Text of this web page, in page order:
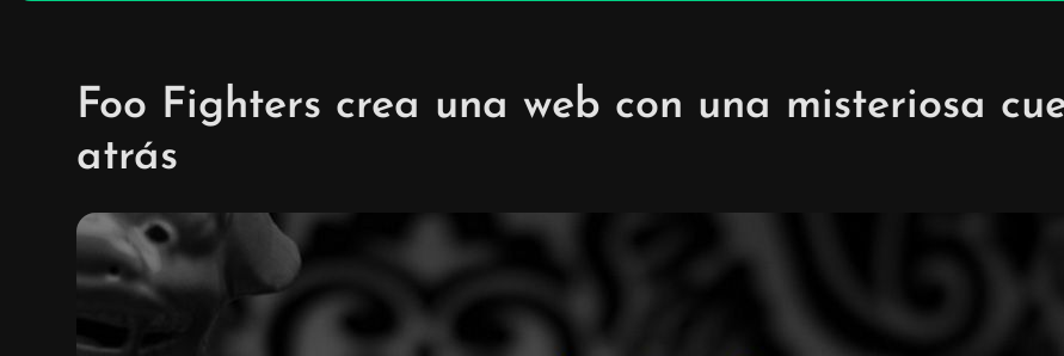
Foo Fighters crea una web con una misteriosa
atrás